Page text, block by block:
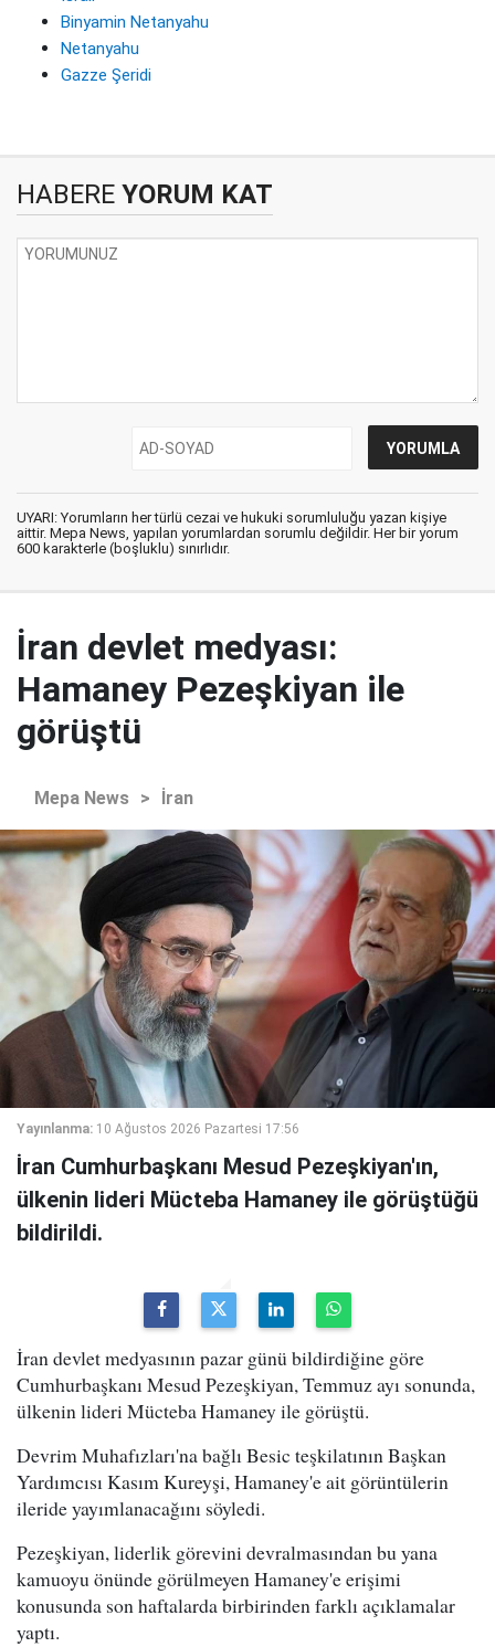
Binyamin Netanyahu
Netanyahu
Gazze Şeridi
HABERE YORUM KAT
UYARI: Yorumların her türlü cezai ve hukuki sorumluluğu yazan kişiye
aittir. Mepa News, yapılan yorumlardan sorumlu değildir. Her bir yorum
600 karakterle (boşluklu) sınırlıdır.
İran devlet medyası:
Hamaney Pezeşkiyan ile
görüştü
Mepa News > İran
Yayınlanma: 10 Ağustos 2026 Pazartesi 17:56
İran Cumhurbaşkanı Mesud Pezeşkiyan'ın,
ülkenin lideri Mücteba Hamaney ile görüştüğü
bildirildi.
İran devlet medyasının pazar günü bildirdiğine göre
Cumhurbaşkanı Mesud Pezeşkiyan, Temmuz ayı sonunda,
ülkenin lideri Mücteba Hamaney ile görüştü.
Devrim Muhafızları'na bağlı Besic teşkilatının Başkan
Yardımcısı Kasım Kureyşi, Hamaney'e ait görüntülerin
ileride yayımlanacağını söyledi.
Pezeşkiyan, liderlik görevini devralmasından bu yana
kamuoyu önünde görülmeyen Hamaney'e erişimi
konusunda son haftalarda birbirinden farklı açıklamalar
yaptı.